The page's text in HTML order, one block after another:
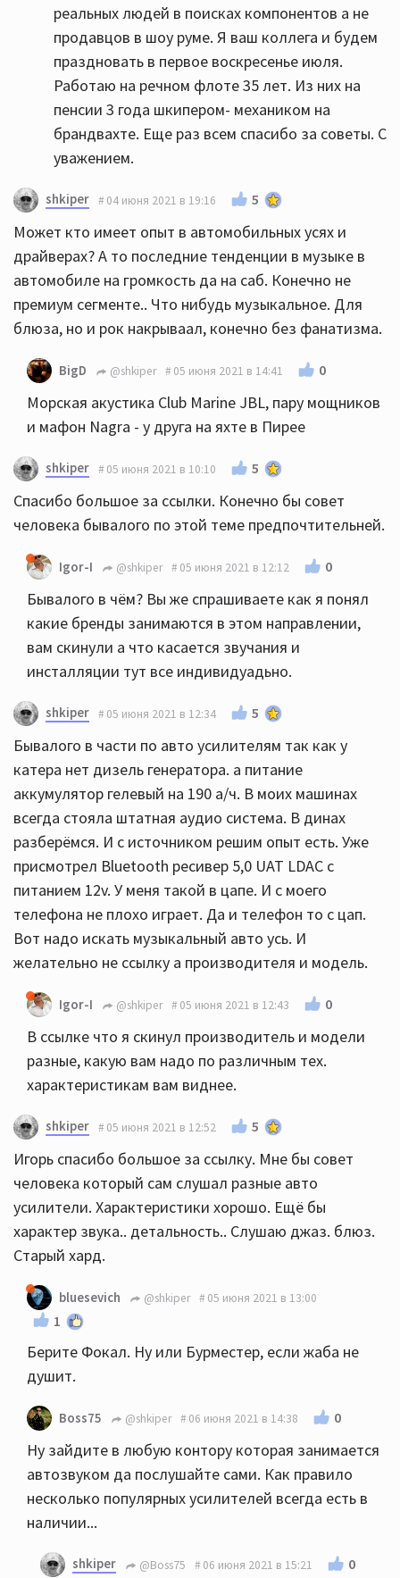
реальных людей в поисках компонентов а не
продавцов в шоу руме. Я ваш коллега и будем
праздновать в первое воскресенье июля.
Работаю на речном флоте 35 лет. Из них на
пенсии 3 года шкипером- механиком на
брандвахте. Еще раз всем спасибо за советы. С
уважением.
shkiper 04 июня 2021 в 19:16 5
Может кто имеет опыт в автомобильных усях и
драйверах? А то последние тенденции в музыке в
автомобиле на громкость да на саб. Конечно не
премиум сегменте.. Что нибудь музыкальное. Для
блюза, но и рок накрываал, конечно без фанатизма.
BigD @shkiper 05 июня 2021 в 14:41 0
Морская акустика Club Marine JBL, пару мощников
и мафон Nagra - у друга на яхте в Пирее
shkiper 05 июня 2021 в 10:10 5
Спасибо большое за ссылки. Конечно бы совет
человека бывалого по этой теме предпочтительней.
Igor-I @shkiper 05 июня 2021 в 12:12 0
Бывалого в чём? Вы же спрашиваете как я понял
какие бренды занимаются в этом направлении,
вам скинули а что касается звучания и
инсталляции тут все индивидуадьно.
shkiper 05 июня 2021 в 12:34 5
Бывалого в части по авто усилителям так как у
катера нет дизель генератора. а питание
аккумулятор гелевый на 190 а/ч. В моих машинах
всегда стояла штатная аудио система. В динах
разберёмся. И с источником решим опыт есть. Уже
присмотрел Bluetooth ресивер 5,0 UAT LDAC с
питанием 12v. У меня такой в цапе. И с моего
телефона не плохо играет. Да и телефон то с цап.
Вот надо искать музыкальный авто усь. И
желательно не ссылку а производителя и модель.
Igor-I @shkiper 05 июня 2021 в 12:43 0
В ссылке что я скинул производитель и модели
разные, какую вам надо по различным тех.
характеристикам вам виднее.
shkiper 05 июня 2021 в 12:52 5
Игорь спасибо большое за ссылку. Мне бы совет
человека который сам слушал разные авто
усилители. Характеристики хорошо. Ещё бы
характер звука.. детальность.. Слушаю джаз. блюз.
Старый хард.
bluesevich @shkiper 05 июня 2021 в 13:00
1
Берите Фокал. Ну или Бурместер, если жаба не
душит.
Boss75 @shkiper 06 июня 2021 в 14:38 0
Ну зайдите в любую контору которая занимается
автозвуком да послушайте сами. Как правило
несколько популярных усилителей всегда есть в
наличии...
shkiper @Boss75 06 июня 2021 в 15:21 0